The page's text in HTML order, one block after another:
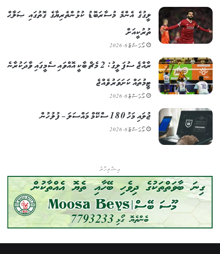
ލީގުގެ އެންމެ މުސާރަބޮޑު ކުޅުންތެރިޔާގެ ގޮތުގައި ޞަލާޙް
ތުރުކީއަށް
އޯގަސްޓް 6, 2026
ރާއްޖެ ސުޕަ ލީގު: 2 މެޗް ބާކީ އޮއްވައި ސެމީގައި ވާދަކުރާނެ
ޓީމުތައް ކަށަވަރު ވެއްޖެ
އޯގަސްޓް 6, 2026
ޖުލައި މަހު 180 ސްކޭމް މައްސަލަ – ފުލުހުން
އޯގަސްޓް 6, 2026
އިޝްތިހާރު